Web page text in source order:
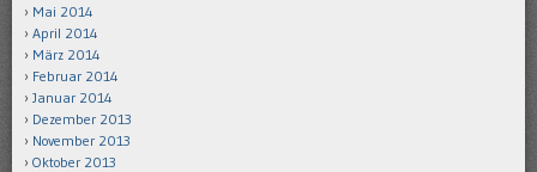
Mai 2014
April 2014
März 2014
Februar 2014
Januar 2014
Dezember 2013
November 2013
Oktober 2013